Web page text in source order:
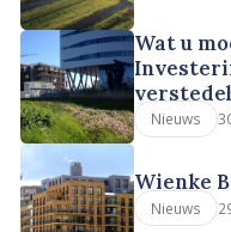
Wat u
Nieuws
Wienke
Nieuws